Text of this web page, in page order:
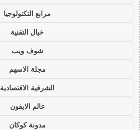
مرابع التكنولوجيا
خيال التقنية
شوف ويب
مجلة الاسهم
الشرقية الاقتصادية
عالم الايفون
مدونة كوكان